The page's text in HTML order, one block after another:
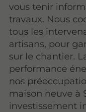
vous tenir
travaux. Nous
tous les
artisans, pour
sur le chantier.
performance
nos
maison neuve à
investissement